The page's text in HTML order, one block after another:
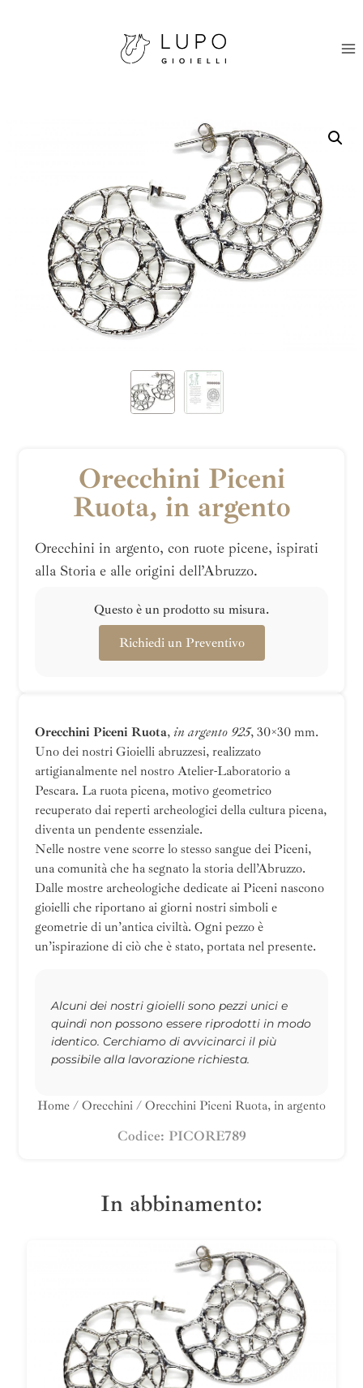
Orecchini Piceni
Ruota, in argento
Orecchini in argento, con ruote picene, ispirati
alla Storia e alle origini dell’Abruzzo.
Questo è un prodotto su misura.
Richiedi un Preventivo
Orecchini Piceni Ruota, in argento 925, 30×30 mm.
Uno dei nostri Gioielli abruzzesi, realizzato
artigianalmente nel nostro Atelier-Laboratorio a
Pescara. La ruota picena, motivo geometrico
recuperato dai reperti archeologici della cultura picena,
diventa un pendente essenziale.
Nelle nostre vene scorre lo stesso sangue dei Piceni,
una comunità che ha segnato la storia dell’Abruzzo.
Dalle mostre archeologiche dedicate ai Piceni nascono
gioielli che riportano ai giorni nostri simboli e
geometrie di un’antica civiltà. Ogni pezzo è
un’ispirazione di ciò che è stato, portata nel presente.
Alcuni dei nostri gioielli sono pezzi unici e
quindi non possono essere riprodotti in modo
identico. Cerchiamo di avvicinarci il più
possibile alla lavorazione richiesta.
Home / Orecchini / Orecchini Piceni Ruota, in argento
Codice: PICORE789
In abbinamento: